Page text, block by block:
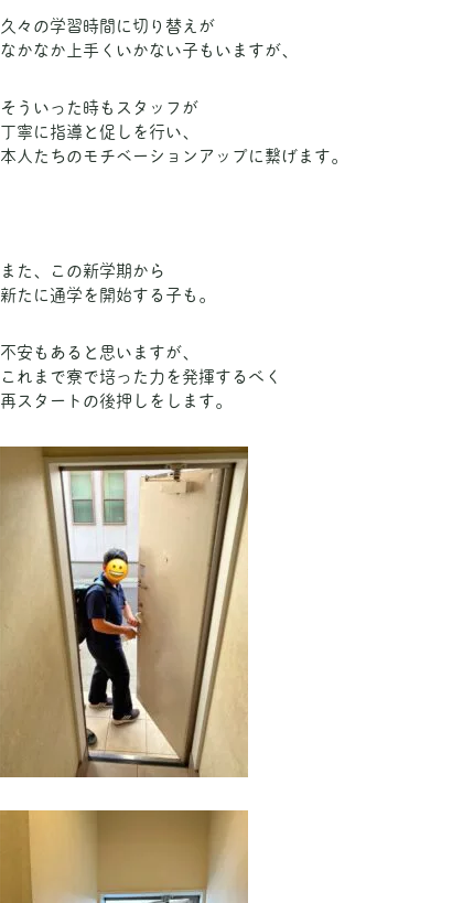
久々の学習時間に切り替えが
なかなか上手くいかない子もいますが、
そういった時もスタッフが
丁寧に指導と促しを行い、
本人たちのモチベーションアップに繋げます。
また、この新学期から
新たに通学を開始する子も。
不安もあると思いますが、
これまで寮で培った力を発揮するべく
再スタートの後押しをします。